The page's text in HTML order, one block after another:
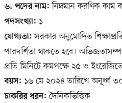
৬. পদের নাম: নিম্নমান করণিক কাম
পদসংখ্যা: ১
যোগ্যতা: সরকার অনুমোদিত
পারদর্শিতা থাকতে হবে।
প্রতি মিনিটে কমপক্ষে ২৫ ও
বয়স: ১৬ মে ২০২৪ তারিখে অনূর্ধ্ব ৩০
চাকরির ধরন: দৈনিকভিত্তিক